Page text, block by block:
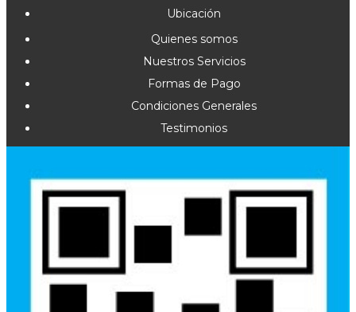
Ubicación
Quienes somos
Nuestros Servicios
Formas de Pago
Condiciones Generales
Testimonios